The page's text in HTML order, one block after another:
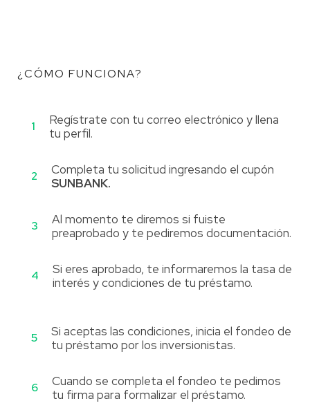
¿CÓMO FUNCIONA?
1
Regístrate con tu correo electrónico y llena
tu perfil.
2
Completa tu solicitud ingresando el cupón
SUNBANK.
3
Al momento te diremos si fuiste
preaprobado y te pediremos documentación.
4
Si eres aprobado, te informaremos la tasa de
interés y condiciones de tu préstamo.
5
Si aceptas las condiciones, inicia el fondeo de
tu préstamo por los inversionistas.
6
Cuando se completa el fondeo te pedimos
tu firma para formalizar el préstamo.